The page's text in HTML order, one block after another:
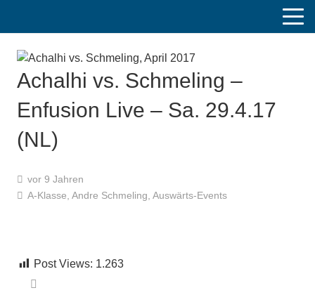
Achalhi vs. Schmeling –
Enfusion Live – Sa. 29.4.17
(NL)
vor 9 Jahren
A-Klasse Andre Schmeling Auswärts-Events
Post Views: 1.263